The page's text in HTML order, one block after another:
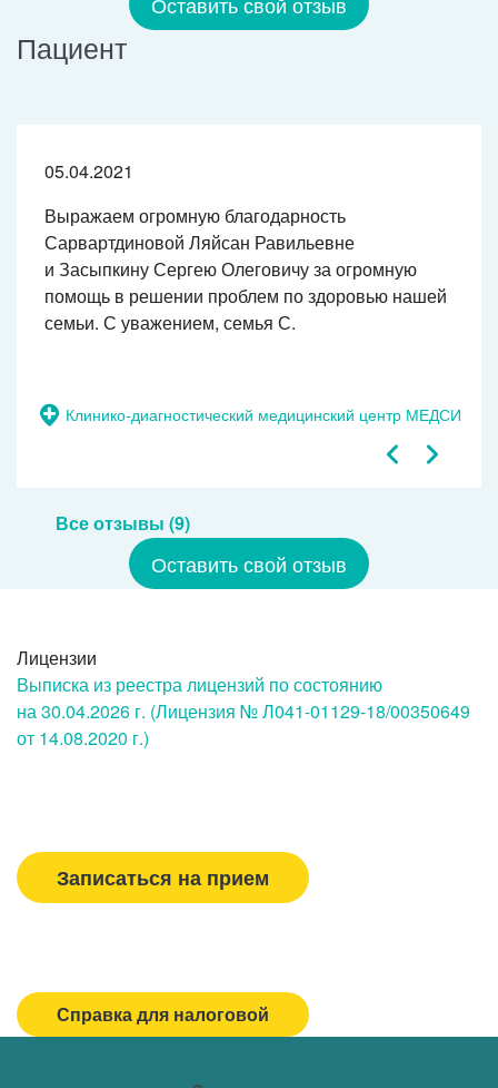
Пациент
Клинико-диагностический медицинский центр МЕДСИ
05.04.2021
Выражаем огромную благодарность
Сарвартдиновой Ляйсан Равильевне
и Засыпкину Сергею Олеговичу за огромную
помощь в решении проблем по здоровью нашей
семьи. С уважением, семья С.
Все отзывы (9)
Оставить свой отзыв
Лицензии
Выписка из реестра лицензий по состоянию
на 30.04.2026 г. (Лицензия № Л041-01129-18/00350649
от 14.08.2020 г.)
Записаться на прием
Справка для налоговой